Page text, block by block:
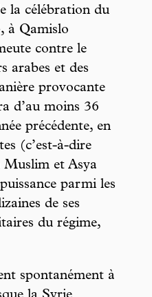
la célébration du
à Qamislo
contre le
arabes et des
provocante
d’au moins 36
précédente, en
(c’est-à-dire
Muslim et Asya
parmi les
de ses
du régime,
spontanément à